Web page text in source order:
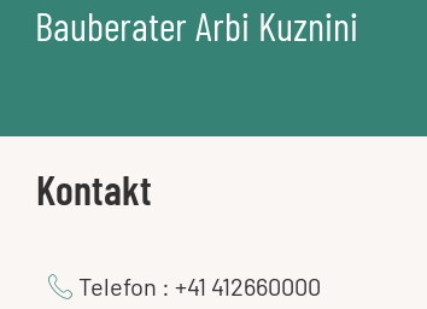
Bauberater Arbi Kuznini
Kontakt
Telefon : +41 412660000